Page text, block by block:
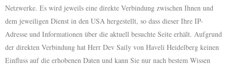
Netzwerke. Es wird jeweils eine direkte Verbindung zwischen Ihnen und
dem jeweiligen Dienst in den USA hergestellt, so dass dieser Ihre IP-
Adresse und Informationen über die aktuell besuchte Seite erhält. Aufgrund
der direkten Verbindung hat Herr Dev Saily von Haveli Heidelberg keinen
Einfluss auf die erhobenen Daten und kann Sie nur nach bestem Wissen